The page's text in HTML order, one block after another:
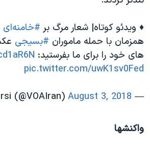
♦️ ویدئو کوتاه‌| شعار مرگ بر #خامنه‌ای
همزمان با حمله ماموران #بسیجی
هاى خود را براى ما بفرستيد:
pic.twitter.com/uwK1sv0Fed
— VOA Farsi (@VOAIran)
August 3, 2018
واکنشها